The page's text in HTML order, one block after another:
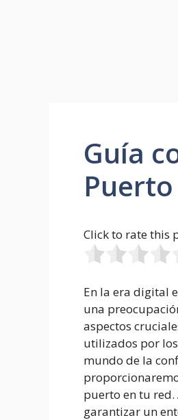
Guía
Click to rate this
En la era digital
una
aspectos
utilizados por
mundo de la
puerto en tu
garantizar un